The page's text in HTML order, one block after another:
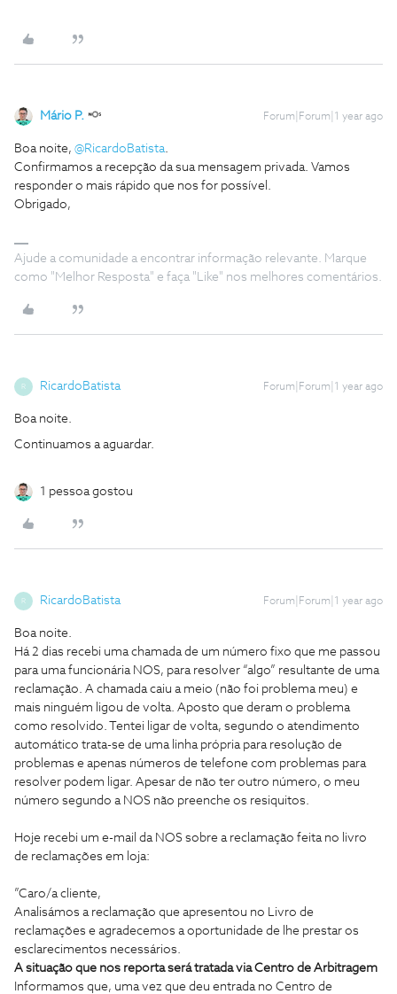
Mário P. Forum|Forum|1 year ago
Boa noite, ​ @RicardoBatista.
Confirmamos a recepção da sua mensagem privada. Vamos
responder o mais rápido que nos for possível.
Obrigado,
Ajude a comunidade a encontrar informação relevante. Marque
como "Melhor Resposta" e faça "Like" nos melhores comentários.
R RicardoBatista Forum|Forum|1 year ago
Boa noite.
Continuamos a aguardar.
1 pessoa gostou
R RicardoBatista Forum|Forum|1 year ago
Boa noite.
Há 2 dias recebi uma chamada de um número fixo que me passou
para uma funcionária NOS, para resolver “algo” resultante de uma
reclamação. A chamada caiu a meio (não foi problema meu) e
mais ninguém ligou de volta. Aposto que deram o problema
como resolvido. Tentei ligar de volta, segundo o atendimento
automático trata-se de uma linha própria para resolução de
problemas e apenas números de telefone com problemas para
resolver podem ligar. Apesar de não ter outro número, o meu
número segundo a NOS não preenche os resiquitos.
Hoje recebi um e-mail da NOS sobre a reclamação feita no livro
de reclamações em loja:
”Caro/a cliente,
Analisámos a reclamação que apresentou no Livro de
reclamações e agradecemos a oportunidade de lhe prestar os
esclarecimentos necessários.
A situação que nos reporta será tratada via Centro de Arbitragem
Informamos que, uma vez que deu entrada no Centro de